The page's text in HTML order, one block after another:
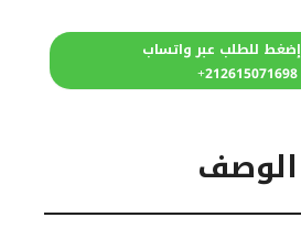
إضغط للطلب عبر واتساب
212615071698+
الوصف